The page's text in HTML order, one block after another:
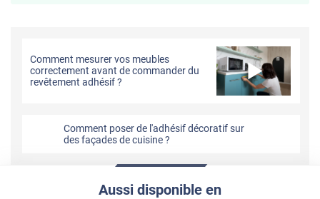
Comment mesurer vos meubles
correctement avant de commander du
revêtement adhésif ?
Comment poser de l'adhésif décoratif sur
des façades de cuisine ?
Aussi disponible en